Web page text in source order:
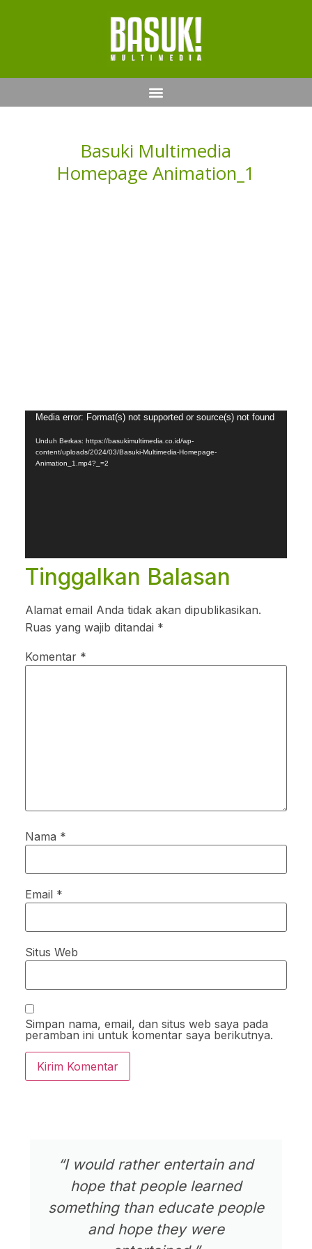
Basuki Multimedia
Homepage Animation_1
Pemutar
Video
Media error: Format(s) not supported or source(s) not found
Unduh Berkas: https://basukimultimedia.co.id/wp-
content/uploads/2024/03/Basuki-Multimedia-Homepage-
Animation_1.mp4?_=2
Tinggalkan Balasan
Alamat email Anda tidak akan dipublikasikan.
Ruas yang wajib ditandai *
Komentar *
Nama *
Email *
Situs Web
Simpan nama, email, dan situs web saya pada
peramban ini untuk komentar saya berikutnya.
“I would rather entertain and
hope that people learned
something than educate people
and hope they were